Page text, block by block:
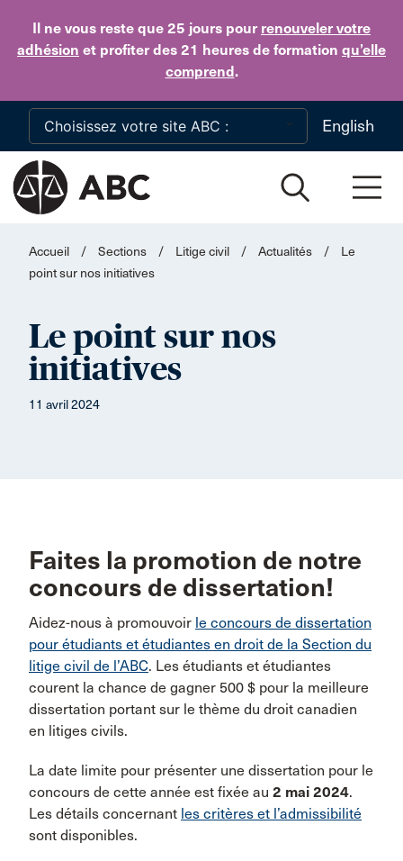
Il ne vous reste que 25 jours pour renouveler votre
adhésion et profiter des 21 heures de formation qu’elle
comprend.
Skip to main content
English
Accueil / Sections / Litige civil / Actualités /
Le
point sur nos initiatives
Le point sur nos
initiatives
11 avril 2024
Faites la promotion de notre
concours de dissertation!
Aidez-nous à promouvoir le concours de dissertation
pour étudiants et étudiantes en droit de la Section du
litige civil de l’ABC. Les étudiants et étudiantes
courent la chance de gagner 500 $ pour la meilleure
dissertation portant sur le thème du droit canadien
en litiges civils.
La date limite pour présenter une dissertation pour le
concours de cette année est fixée au 2 mai 2024.
Les détails concernant les critères et l’admissibilité
sont disponibles.